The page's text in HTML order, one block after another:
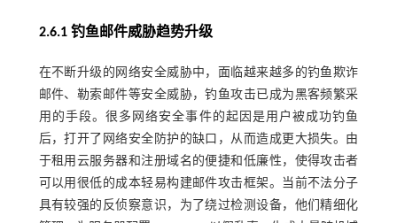
2.6.1 钓鱼邮件威胁趋势升级
在不断升级的网络安全威胁中，面临越来越多的钓鱼欺诈
邮件、勒索邮件等安全威胁，钓鱼攻击已成为黑客频繁采
用的手段。很多网络安全事件的起因是用户被成功钓鱼
后，打开了网络安全防护的缺口，从而造成更大损失。由
于租用云服务器和注册域名的便捷和低廉性，使得攻击者
可以用很低的成本轻易构建邮件攻击框架。当前不法分子
具有较强的反侦察意识，为了绕过检测设备，他们精细化